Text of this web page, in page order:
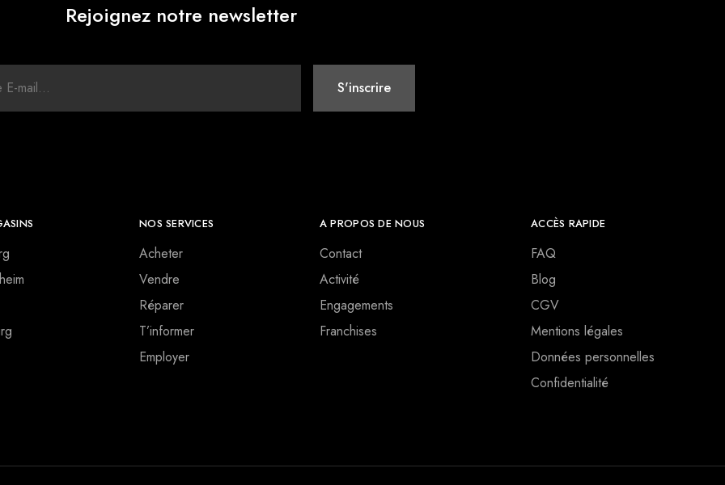
Rejoignez notre newsletter
NOS SERVICES
Acheter
Vendre
Réparer
T’informer
Employer
A PROPOS DE NOUS
Contact
Activité
Engagements
Franchises
ACCÈS RAPIDE
FAQ
Blog
CGV
Mentions légales
Données personnelles
Confidentialité